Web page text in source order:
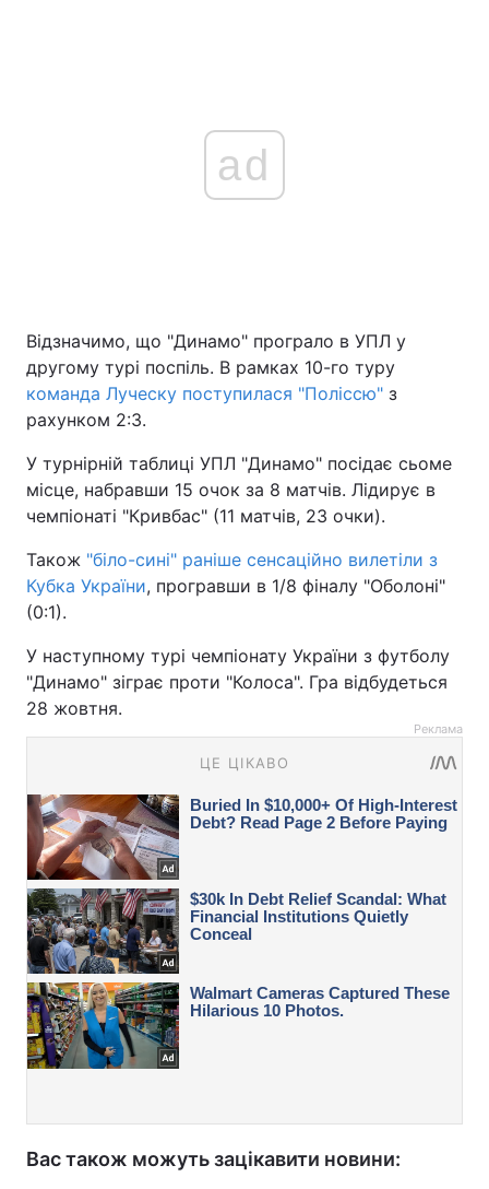
ad
Відзначимо, що "Динамо" програло в УПЛ у
другому турі поспіль. В рамках 10-го туру
команда Луческу поступилася "Поліссю" з
рахунком 2:3.
У турнірній таблиці УПЛ "Динамо" посідає сьоме
місце, набравши 15 очок за 8 матчів. Лідирує в
чемпіонаті "Кривбас" (11 матчів, 23 очки).
Також "біло-сині" раніше сенсаційно вилетіли з
Кубка України, програвши в 1/8 фіналу "Оболоні"
(0:1).
У наступному турі чемпіонату України з футболу
"Динамо" зіграє проти "Колоса". Гра відбудеться
28 жовтня.
Реклама
Вас також можуть зацікавити новини: